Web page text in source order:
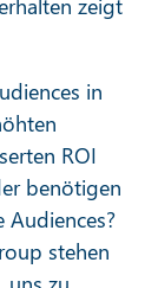
zeigt
in
ROI
benötigen
stehen